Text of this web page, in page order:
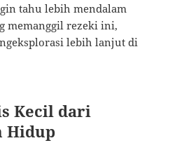
tahu lebih mendalam
memanggil rezeki ini,
lebih lanjut di
Kecil dari
Hidup